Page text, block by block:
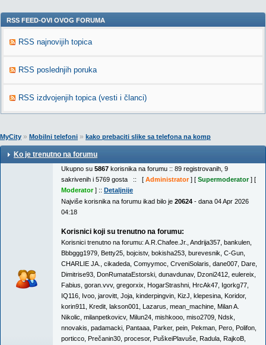
RSS FEED-OVI OVOG FORUMA
RSS najnovijih topica
RSS poslednjih poruka
RSS izdvojenjih topica (vesti i članci)
MyCity » Mobilni telefoni » kako prebaciti slike sa telefona na komp
Ko je trenutno na forumu
Ukupno su 5867 korisnika na forumu :: 89 registrovanih, 9
sakrivenih i 5769 gosta :: [ Administrator] [ Supermoderator] [
Moderator] :: Detaljnije
Najviše korisnika na forumu ikad bilo je 20624 - dana 04 Apr 2026
04:18
Korisnici koji su trenutno na forumu:
Korisnici trenutno na forumu: A.R.Chafee.Jr. Andrija357 bankulen
Bbbggg1979 Betty25 bojcistv, bokisha253 burevesnik C-Gun
CHARLIE JA.
cikadeda Comyymoc CrveniSolaris dane007 Dare
Dimitrise93 DonRumataEstorski dunavdunav, Dzoni2412 eulereix
Fabius goran.vvv, gregorxix HogarStrashni HrcAk47 Igorkg77
IQ116 Ivoo jarovitt Joja kinderpingvin KizJ klepesina Koridor,
korin911
Kredit lakson001 Lazarus mean_machine Milan A.
Nikolic milanpetkovicv, Milun24 mishkooo miso2709 Ndsk
nnovakis padamacki Pantaaa Parker, pein Pekman Pero Polifon
porticco Prečanin30 procesor, PuškeiPlavuše Radula RajkoB